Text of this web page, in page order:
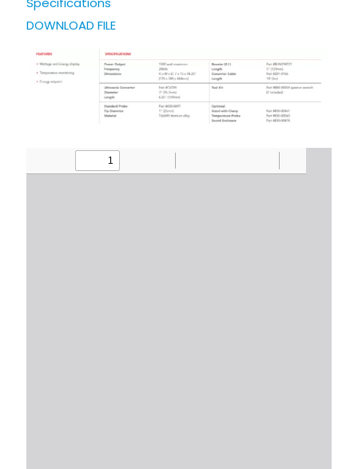
DOWNLOAD FILE